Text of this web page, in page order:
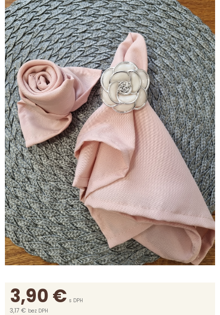
3,90€ s DPH
3,17 € bez DPH